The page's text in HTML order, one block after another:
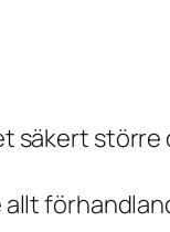
säkert större